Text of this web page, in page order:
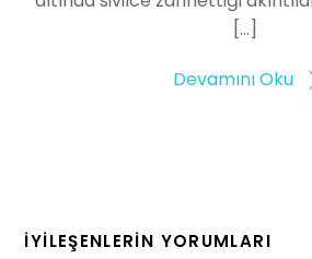
[…]
Devamını Oku
İYILEŞENLERIN YORUMLARI